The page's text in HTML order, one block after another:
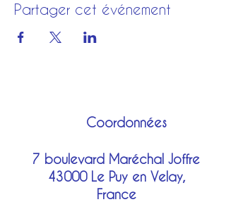
Partager cet événement
Coordonnées
7 boulevard Maréchal Joffre
43000 Le Puy en Velay,
France